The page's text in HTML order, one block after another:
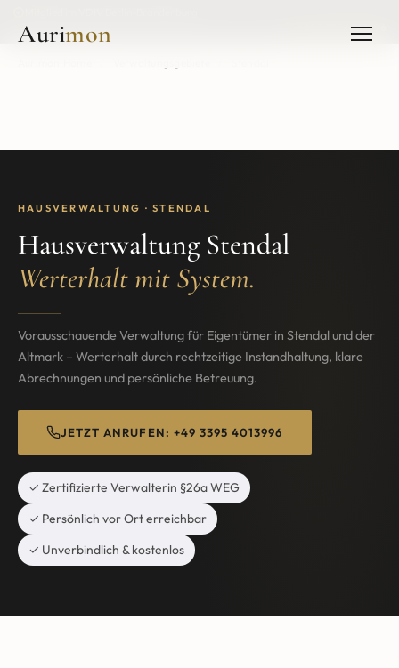
+49 3395 4013996
Aurimon
HAUSVERWALTUNG · STENDAL
Hausverwaltung Stendal
Werterhalt mit System.
Vorausschauende Verwaltung für Eigentümer in Stendal und der
Altmark – Werterhalt durch rechtzeitige Instandhaltung, klare
Abrechnungen und persönliche Betreuung.
JETZT ANRUFEN: +49 3395 4013996
✓ Zertifizierte Verwalterin §26a WEG
✓ Persönlich vor Ort erreichbar
✓ Unverbindlich & kostenlos